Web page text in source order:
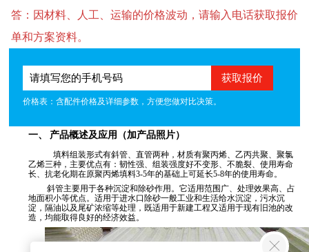
答：因材料、人工、运输的价格波动，请输入电话获取报价
单和方案资料。
价格表：含配件价格及详细参数，方便您做对比决策。
一、产品概述及应用（加产品照片）
填料组装形式有斜管、直管两种，材质有聚丙烯、乙丙共聚、聚氯
乙烯三种，主要优点有：韧性强、组装强度好不变形、不脆裂、使用寿命
长、抗老化期在原聚丙烯填料3-5年的基础上可延长5-8年的使用寿命。
斜管主要用于各种沉淀和除砂作用。它适用范围广、处理效果高、占
地面积小等优点。适用于进水口除砂一般工业和生活给水沉淀，污水沉
淀，隔油以及尾矿浓缩等处理，既适用于新建工程又适用于现有旧池的改
造，均能取得良好的经济效益。